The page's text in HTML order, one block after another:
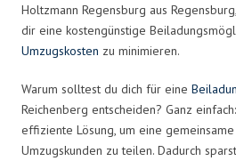
Holtzmann Regensburg aus
dir eine kostengünstige
Umzugskosten zu minimieren.
Warum solltest du dich für eine
Reichenberg entscheiden? Ganz
effiziente Lösung, um eine
Umzugskunden zu teilen. Dadurch